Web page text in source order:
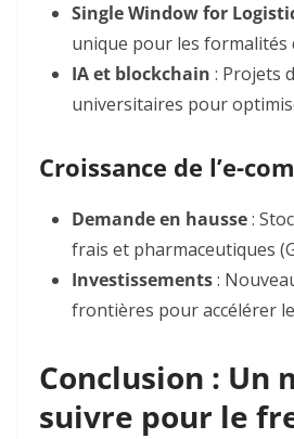
Single Window for
unique pour les formalités
IA et blockchain : Projets
universitaires pour
Croissance de l’e-
Demande en hausse:
frais et pharmaceutiques
Investissements:
frontières pour accélérer
Conclusion : Un
suivre pour le